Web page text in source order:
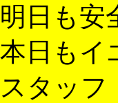
明日も安
本日もイ
スタッ